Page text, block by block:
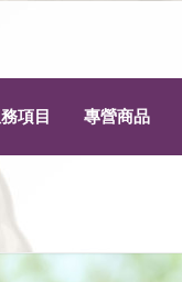
項目 專營商品